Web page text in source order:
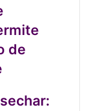
de